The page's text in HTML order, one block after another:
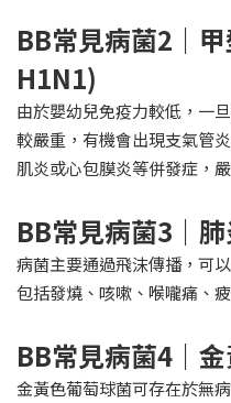
BB常見病菌2｜
H1N1)
由於嬰幼兒免疫力較低，一
較嚴重，有機會出現支氣管
肌炎或心包膜炎等併發症，
BB常見病菌3｜
病菌主要通過飛沫傳播，可
包括發燒、咳嗽、喉嚨痛、
BB常見病菌4｜
金黃色葡萄球菌可存在於無